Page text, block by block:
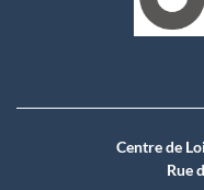
Centre de
Rue